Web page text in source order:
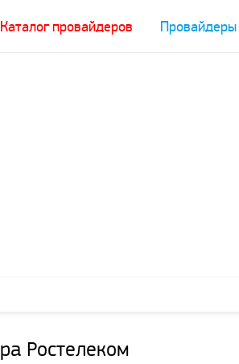
Каталог провайдеров Провайдеры
Ростелеком